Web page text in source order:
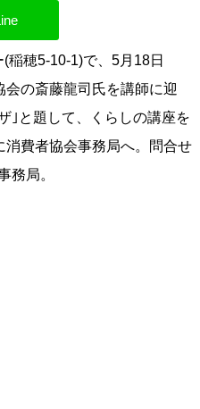
稲穂5-10-1)で、5月18日
の斎藤龍司氏を講師に迎
｣と題して、くらしの講座を
消費者協会事務局へ。問合せ
務局。